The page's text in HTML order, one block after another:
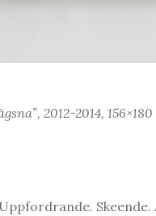
2012-2014,
Uppfordrande. Skeende.